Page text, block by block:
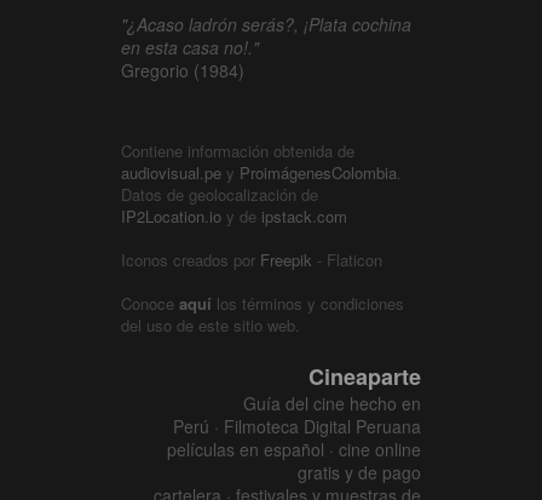
"¿Acaso ladrón serás?, ¡Plata cochina
en esta casa no!."
Gregorio (1984)
Contiene información obtenida de
audiovisual.pe y ProimágenesColombia.
Datos de geolocalización de
IP2Location.io y de ipstack.com
Iconos creados por Freepik - Flaticon
Conoce aquí los términos y condiciones
del uso de este sitio web.
Cineaparte
Guía del cine hecho en
Perú · Filmoteca Digital Peruana
películas en español · cine online
gratis y de pago